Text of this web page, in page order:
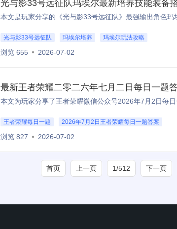
光与影33号远征队玛埃尔最新培养技能装备
光与影33号远征队 玛埃尔培养 玛埃尔玩法攻略
浏览 655 2026-07-02
最新王者荣耀二零二六年七月二日每日一题
王者荣耀每日一题 2026年7月2日王者荣耀每日一题答案
浏览 827 2026-07-02
首页 上一页 1/512 下一页